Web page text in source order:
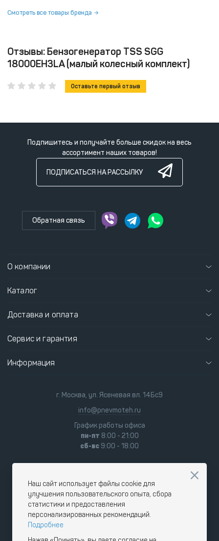
Смотреть все товары бренда
Отзывы: Бензогенератор TSS SGG
18000EH3LA (малый колесный комплект)
Оставьте первый отзыв
Подпишитесь и получайте больше скидок на весь
ассортимент наших товаров!
ПОДПИСАТЬСЯ НА РАССЫЛКУ
Обратная связь
О компании
Каталог
Доставка и оплата
Сервис и гарантия
Информация
г. Москва, ул. Ясеневая вл. 14Бс9
info@pnevmoteh.ru
График работы офиса
пн-пт 8:00 - 21:00
сб-вс 9:00 - 18:00
Наш сайт использует файлы cookie для
улучшения пользовательского опыта, сбора
статистики и предоставления
персонализированных рекомендаций.
Подробнее